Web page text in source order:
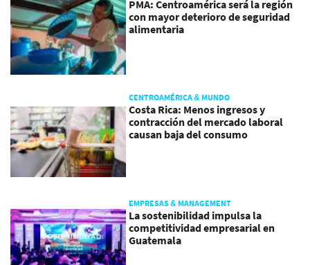
PMA: Centroamérica será la región
con mayor deterioro de seguridad
alimentaria
CENTROAMÉRICA & MUNDO
Costa Rica: Menos ingresos y
contracción del mercado laboral
causan baja del consumo
EMPRESAS & MANAGEMENT
La sostenibilidad impulsa la
competitividad empresarial en
Guatemala